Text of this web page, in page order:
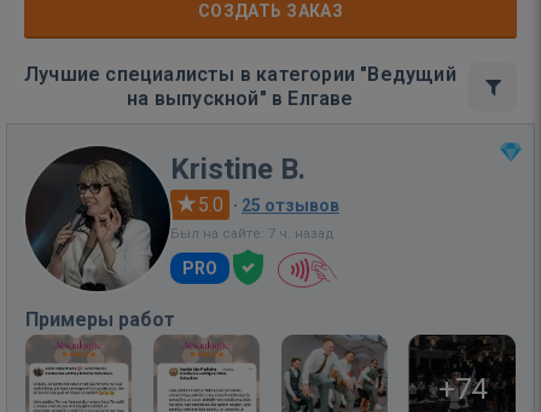
СОЗДАТЬ ЗАКАЗ
Лучшие специалисты в категории "Ведущий
на выпускной" в Елгаве
Kristine B.
5.0 · 25 отзывов
Был на сайте: 7 ч. назад
PRO
Примеры работ
+74